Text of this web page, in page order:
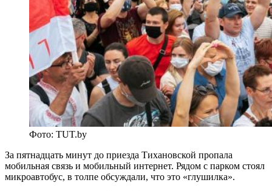
Фото: TUT.by
За пятнадцать минут до приезда Тихановской пропала
мобильная связь и мобильный интернет. Рядом с парком стоял
микроавтобус, в толпе обсуждали, что это «глушилка».